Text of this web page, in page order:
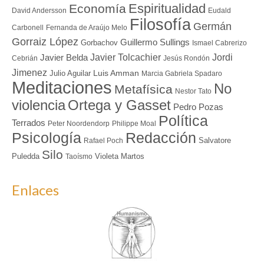
David Andersson Economía Espiritualidad Eudald
Carbonell Fernanda de Araújo Melo Filosofía Germán
Gorraiz López Gorbachov Guillermo Sullings Ismael Cabrerizo
Cebrián Javier Belda Javier Tolcachier Jesús Rondón Jordi
Jimenez Julio Aguilar Luis Amman Marcia Gabriela Spadaro
Meditaciones Metafísica Nestor Tato No
violenciaOrtega y Gasset Pedro Pozas
Terrados Peter Noordendorp Philippe Moal Política
Psicología Rafael Poch Redacción Salvatore
Puledda Silo Taoísmo Violeta Martos
Enlaces